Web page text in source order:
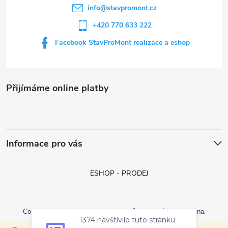
Přijímáme online platby
Informace pro vás
info@stavpromont.cz
+420 770 633 222
Facebook StavProMont realizace a eshop
ESHOP - PRODEJ
Copyright 2026 . Všechna práva vyhrazena.
navštívilo tuto stránku